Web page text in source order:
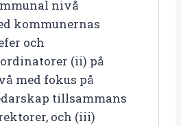
nivå
kommunernas
och
(ii) på
med fokus på
tillsammans
och (iii)